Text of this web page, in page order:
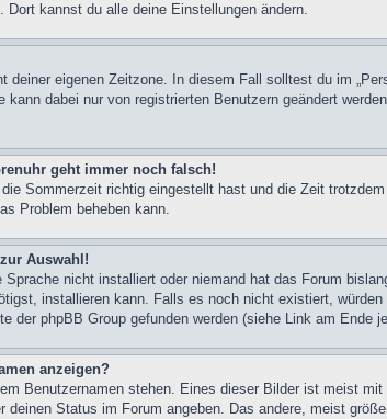
kannst du alle deine Einstellungen ändern.
deiner eigenen Zeitzone. In diesem Fall solltest du im
dabei nur von registrierten Benutzern geändert
geht immer noch falsch!
Sommerzeit richtig eingestellt hast und die Zeit
Problem beheben kann.
Auswahl!
nicht installiert oder niemand hat das Forum
installieren kann. Falls es noch nicht existiert,
der phpBB Group gefunden werden (siehe Link am Ende
anzeigen?
Benutzernamen stehen. Eines dieser Bilder ist meist
Status im Forum angeben. Das andere, meist